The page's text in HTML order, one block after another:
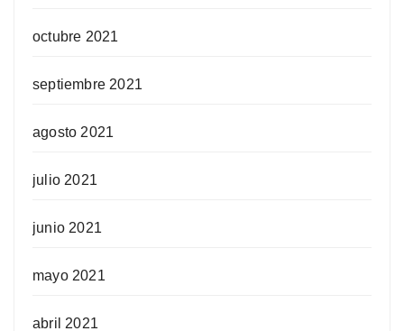
octubre 2021
septiembre 2021
agosto 2021
julio 2021
junio 2021
mayo 2021
abril 2021